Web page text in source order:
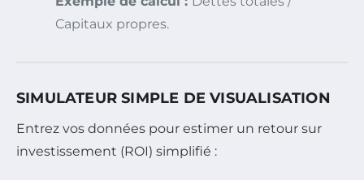
Capitaux propres.
SIMULATEUR SIMPLE DE VISUALISATION
Entrez vos données pour estimer un retour sur
investissement (ROI) simplifié :